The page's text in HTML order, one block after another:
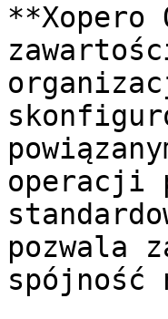
**Xopero
operacji
pozwala
spójność